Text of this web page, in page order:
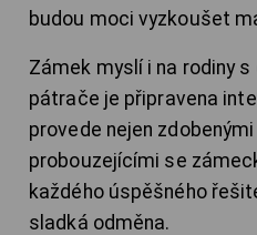
budou moci vyzkoušet
Zámek myslí i na rodiny
pátrače je připravena
provede nejen
probouzejícími se
každého úspěšného
sladká odměna.